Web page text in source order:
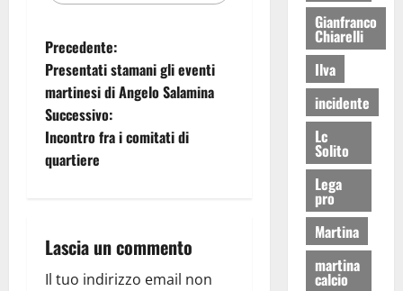
Precedente:
Presentati stamani gli eventi
martinesi di Angelo Salamina
Successivo:
Incontro fra i comitati di
quartiere
Lascia un commento
Il tuo indirizzo email non
Gianfranco
Chiarelli
Ilva
incidente
Lc
Solito
Lega
pro
Martina
martina
calcio